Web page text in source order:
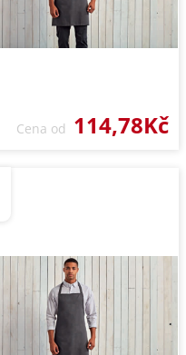
Cena od 114,78Kč